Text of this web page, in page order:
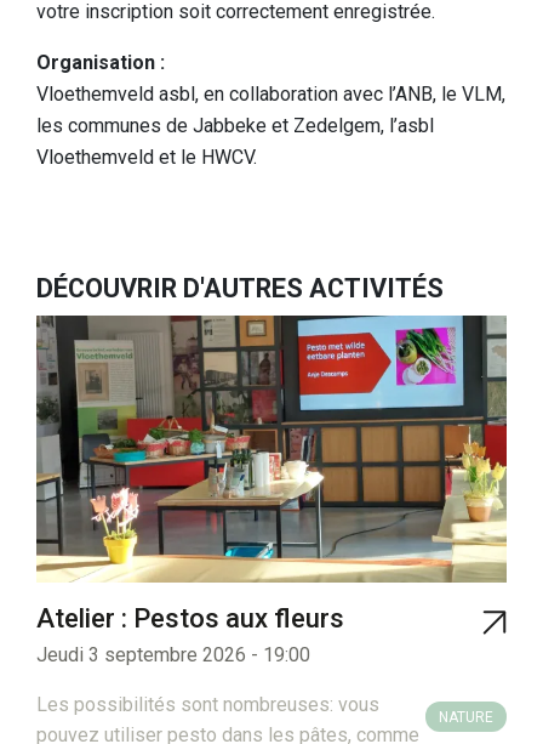
votre inscription soit correctement enregistrée.
Organisation :
Vloethemveld asbl, en collaboration avec l’ANB, le VLM,
les communes de Jabbeke et Zedelgem, l’asbl
Vloethemveld et le HWCV.
DÉCOUVRIR D'AUTRES ACTIVITÉS
Atelier : Pestos aux fleurs
Jeudi 3 septembre 2026 - 19:00
Les possibilités sont nombreuses: vous
pouvez utiliser pesto dans les pâtes, comme
NATURE